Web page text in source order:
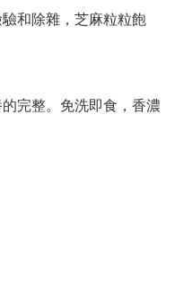
和除雜，芝麻粒粒飽
完整。免洗即食，香濃